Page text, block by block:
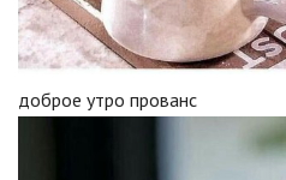
доброе утро прованс